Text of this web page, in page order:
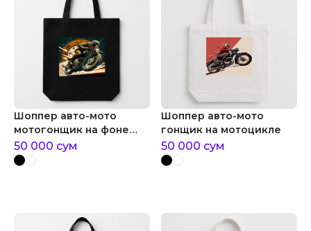
Шоппер авто-мото
мотогонщик на фоне
спидометра
50 000 сум
Шоппер авто-мото
гонщик на мотоцикле
50 000 сум